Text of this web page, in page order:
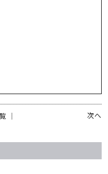
次へ
│